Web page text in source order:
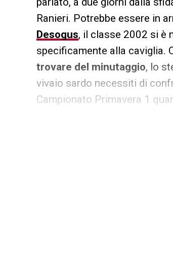
Ranieri. Potrebbe essere in
Desogus, il classe 2002 si è
specificamente alla caviglia.
trovare del minutaggio, lo
vivaio sardo necessiti di
Campionato Primavera 1
LA PLAYLIST DELLE